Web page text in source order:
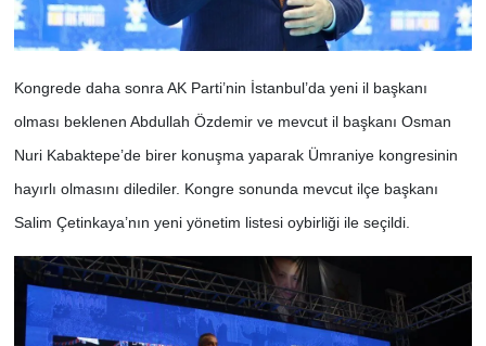
Kongrede daha sonra AK Parti’nin İstanbul’da yeni il başkanı
olması beklenen Abdullah Özdemir ve mevcut il başkanı Osman
Nuri Kabaktepe’de birer konuşma yaparak Ümraniye kongresinin
hayırlı olmasını dilediler. Kongre sonunda mevcut ilçe başkanı
Salim Çetinkaya’nın yeni yönetim listesi oybirliği ile seçildi.